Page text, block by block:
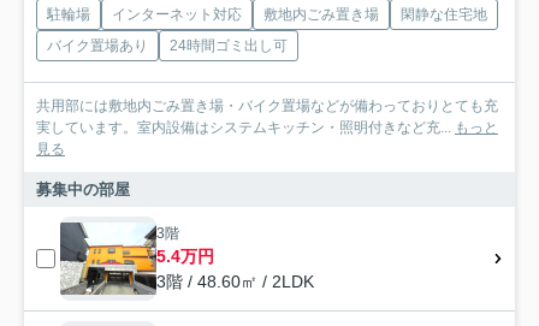
駐輪場 インターネット対応 敷地内ごみ置き場
閑静な住宅地
バイク置場あり
24時間ゴミ出し可
共用部には敷地内ごみ置き場・バイク置場などが備わっておりとても充
実しています。室内設備はシステムキッチン・照明付きなど充... もっと
見る
募集中の部屋
3階
5.4万円
3階 / 48.60㎡ / 2LDK